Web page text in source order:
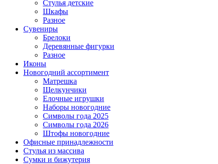
Стулья детские
Шкафы
Разное
Сувениры
Брелоки
Деревянные фигурки
Разное
Иконы
Новогодний ассортимент
Матрешка
Щелкунчики
Елочные игрушки
Наборы новогодние
Символы года 2025
Символы года 2026
Штофы новогодние
Офисные принадлежности
Стулья из массива
Сумки и бижутерия